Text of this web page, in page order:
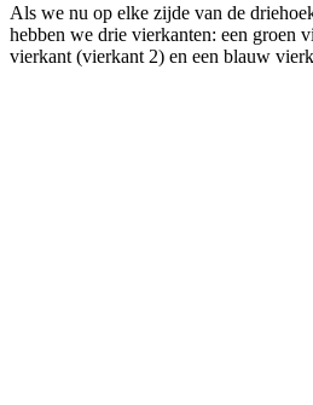
Als we nu op elke zijde van de
hebben we drie vierkanten: een groen
vierkant (vierkant 2) en een blauw